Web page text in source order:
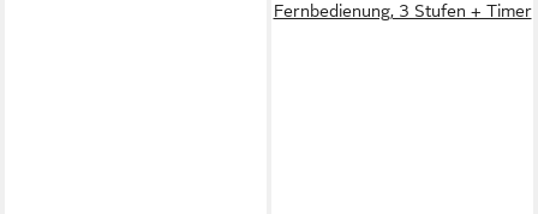
Fernbedienung, 3 Stufen + Timer